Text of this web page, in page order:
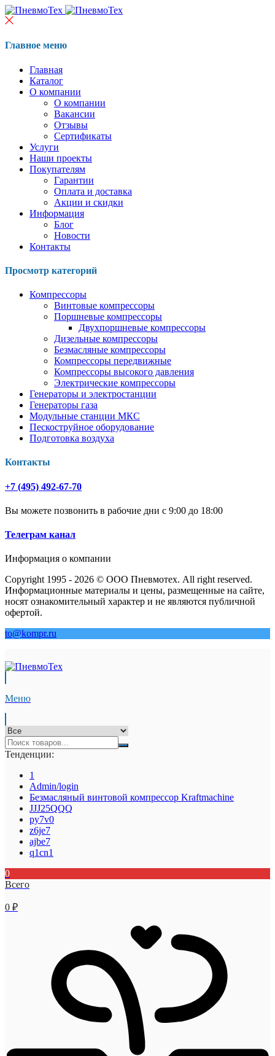
Главное меню
Главная
Каталог
О компании
О компании
Вакансии
Отзывы
Сертификаты
Услуги
Наши проекты
Покупателям
Гарантии
Оплата и доставка
Акции и скидки
Информация
Блог
Новости
Контакты
Просмотр категорий
Компрессоры
Винтовые компрессоры
Поршневые компрессоры
Двухпоршневые компрессоры
Дизельные компрессоры
Безмасляные компрессоры
Компрессоры передвижные
Компрессоры высокого давления
Электрические компрессоры
Генераторы и электростанции
Генераторы газа
Модульные станции МКС
Пескоструйное оборудование
Подготовка воздуха
Контакты
+7 (495) 492-67-70
Вы можете позвонить в рабочие дни с 9:00 до 18:00
Телеграм канал
Информация о компании
Copyright 1995 - 2026 © ООО Пневмотех. All right reserved.
Информационные материалы и цены, размещенные на сайте,
носят ознакомительный характер и не являются публичной
офертой.
to@kompr.ru
Меню
Тенденции:
1
Admin/login
Безмасляный винтовой компрессор Kraftmaсhine
JJJ25QQQ
py7v0
z6je7
ajbe7
q1cn1
0
Всего
0 ₽